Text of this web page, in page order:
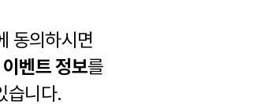
동의하시면
이벤트 정보를
습니다.